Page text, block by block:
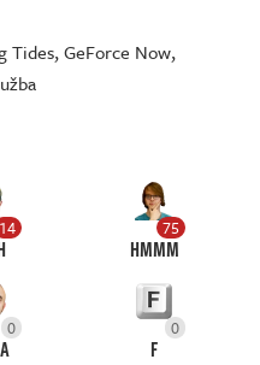
Tides,GeForce Now,
14 75
HMMM
0 0
F